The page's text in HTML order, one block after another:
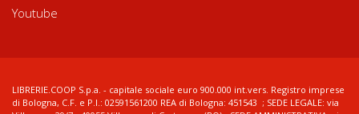
Youtube
LIBRERIE.COOP S.p.a. - capitale sociale euro 900.000 int.vers. Registro imprese
di Bologna, C.F. e P.I.: 02591561200 REA di Bologna: 451543 ; SEDE LEGALE: via